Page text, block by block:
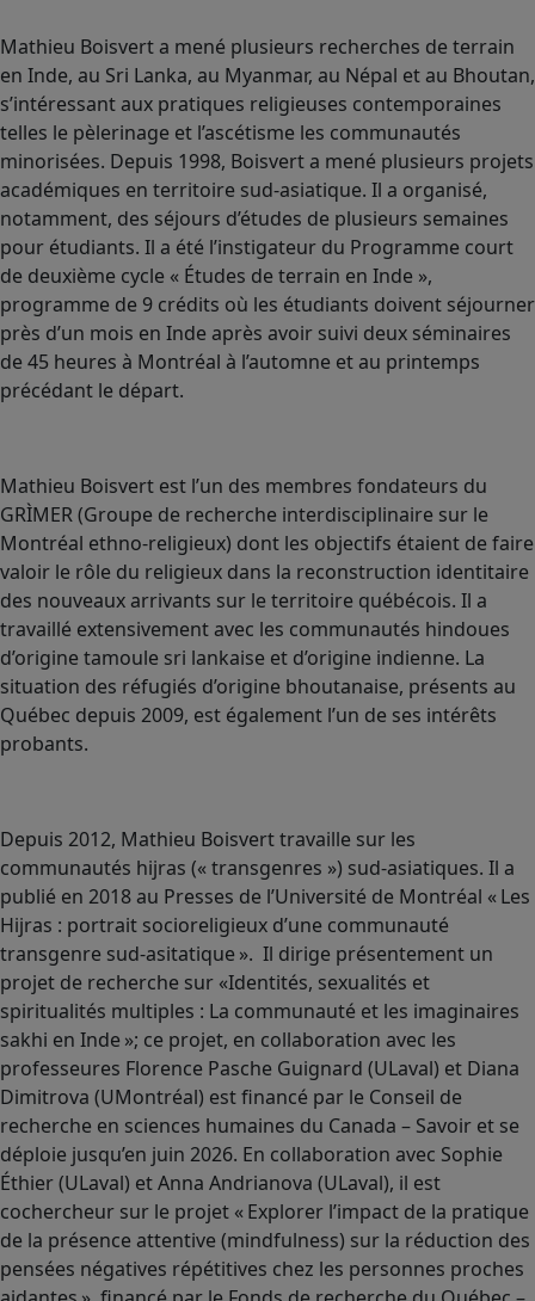
Mathieu Boisvert a mené plusieurs recherches de terrain
en Inde, au Sri Lanka, au Myanmar, au Népal et au Bhoutan,
s’intéressant aux pratiques religieuses contemporaines
telles le pèlerinage et l’ascétisme les communautés
minorisées. Depuis 1998, Boisvert a mené plusieurs projets
académiques en territoire sud-asiatique. Il a organisé,
notamment, des séjours d’études de plusieurs semaines
pour étudiants. Il a été l’instigateur du Programme court
de deuxième cycle « Études de terrain en Inde »,
programme de 9 crédits où les étudiants doivent séjourner
près d’un mois en Inde après avoir suivi deux séminaires
de 45 heures à Montréal à l’automne et au printemps
précédant le départ.
Mathieu Boisvert est l’un des membres fondateurs du
GRÌMER (Groupe de recherche interdisciplinaire sur le
Montréal ethno-religieux) dont les objectifs étaient de faire
valoir le rôle du religieux dans la reconstruction identitaire
des nouveaux arrivants sur le territoire québécois. Il a
travaillé extensivement avec les communautés hindoues
d’origine tamoule sri lankaise et d’origine indienne. La
situation des réfugiés d’origine bhoutanaise, présents au
Québec depuis 2009, est également l’un de ses intérêts
probants.
Depuis 2012, Mathieu Boisvert travaille sur les
communautés hijras (« transgenres ») sud-asiatiques. Il a
publié en 2018 au Presses de l’Université de Montréal « Les
Hijras : portrait socioreligieux d’une communauté
transgenre sud-asitatique ». Il dirige présentement un
projet de recherche sur «Identités, sexualités et
spiritualités multiples : La communauté et les imaginaires
sakhi en Inde »; ce projet, en collaboration avec les
professeures Florence Pasche Guignard (ULaval) et Diana
Dimitrova (UMontréal) est financé par le Conseil de
recherche en sciences humaines du Canada – Savoir et se
déploie jusqu’en juin 2026. En collaboration avec Sophie
Éthier (ULaval) et Anna Andrianova (ULaval), il est
cochercheur sur le projet « Explorer l’impact de la pratique
de la présence attentive (mindfulness) sur la réduction des
pensées négatives répétitives chez les personnes proches